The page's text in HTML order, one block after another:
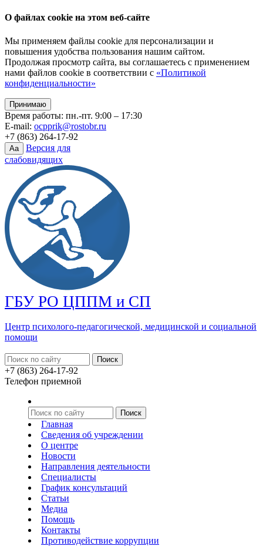
О файлах cookie на этом веб-сайте
Мы применяем файлы cookie для персонализации и
повышения удобства пользования нашим сайтом.
Продолжая просмотр сайта, вы соглашаетесь с применением
нами файлов cookie в соответствии с «Политикой
конфиденциальности»
Принимаю
Время работы: пн.-пт. 9:00 – 17:30
E-mail: ocpprik@rostobr.ru
+7 (863) 264-17-92
Aa
Версия для
слабовидящих
ГБУ РО ЦППМ и СП
Центр психолого-педагогической, медицинской и социальной
помощи
+7 (863) 264-17-92
Телефон приемной
Главная
Сведения об учреждении
О центре
Новости
Направления деятельности
Специалисты
График консультаций
Статьи
Медиа
Помощь
Контакты
Противодействие коррупции